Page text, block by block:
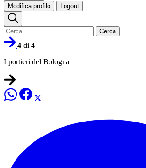
Modifica profilo Logout
Cerca
4 di 4
I portieri del Bologna